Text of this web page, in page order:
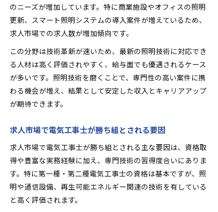
のニーズが増加しています。特に商業施設やオフィスの照明
更新、スマート照明システムの導入案件が増えているため、
求人市場での求人数が増加傾向です。
この分野は技術革新が速いため、最新の照明技術に対応でき
る人材は高く評価されやすく、給与面でも優遇されるケース
が多いです。照明技術を磨くことで、専門性の高い案件に携
わる機会が増え、結果として安定した収入とキャリアアップ
が期待できます。
求人市場で電気工事士が勝ち組とされる要因
求人市場で電気工事士が勝ち組とされる主な要因は、資格取
得や豊富な実務経験に加え、専門技術の習得度合いにありま
す。特に第一種・第二種電気工事士の資格は基本ですが、照
明や通信設備、再生可能エネルギー関連の技術を有している
と高く評価されます。